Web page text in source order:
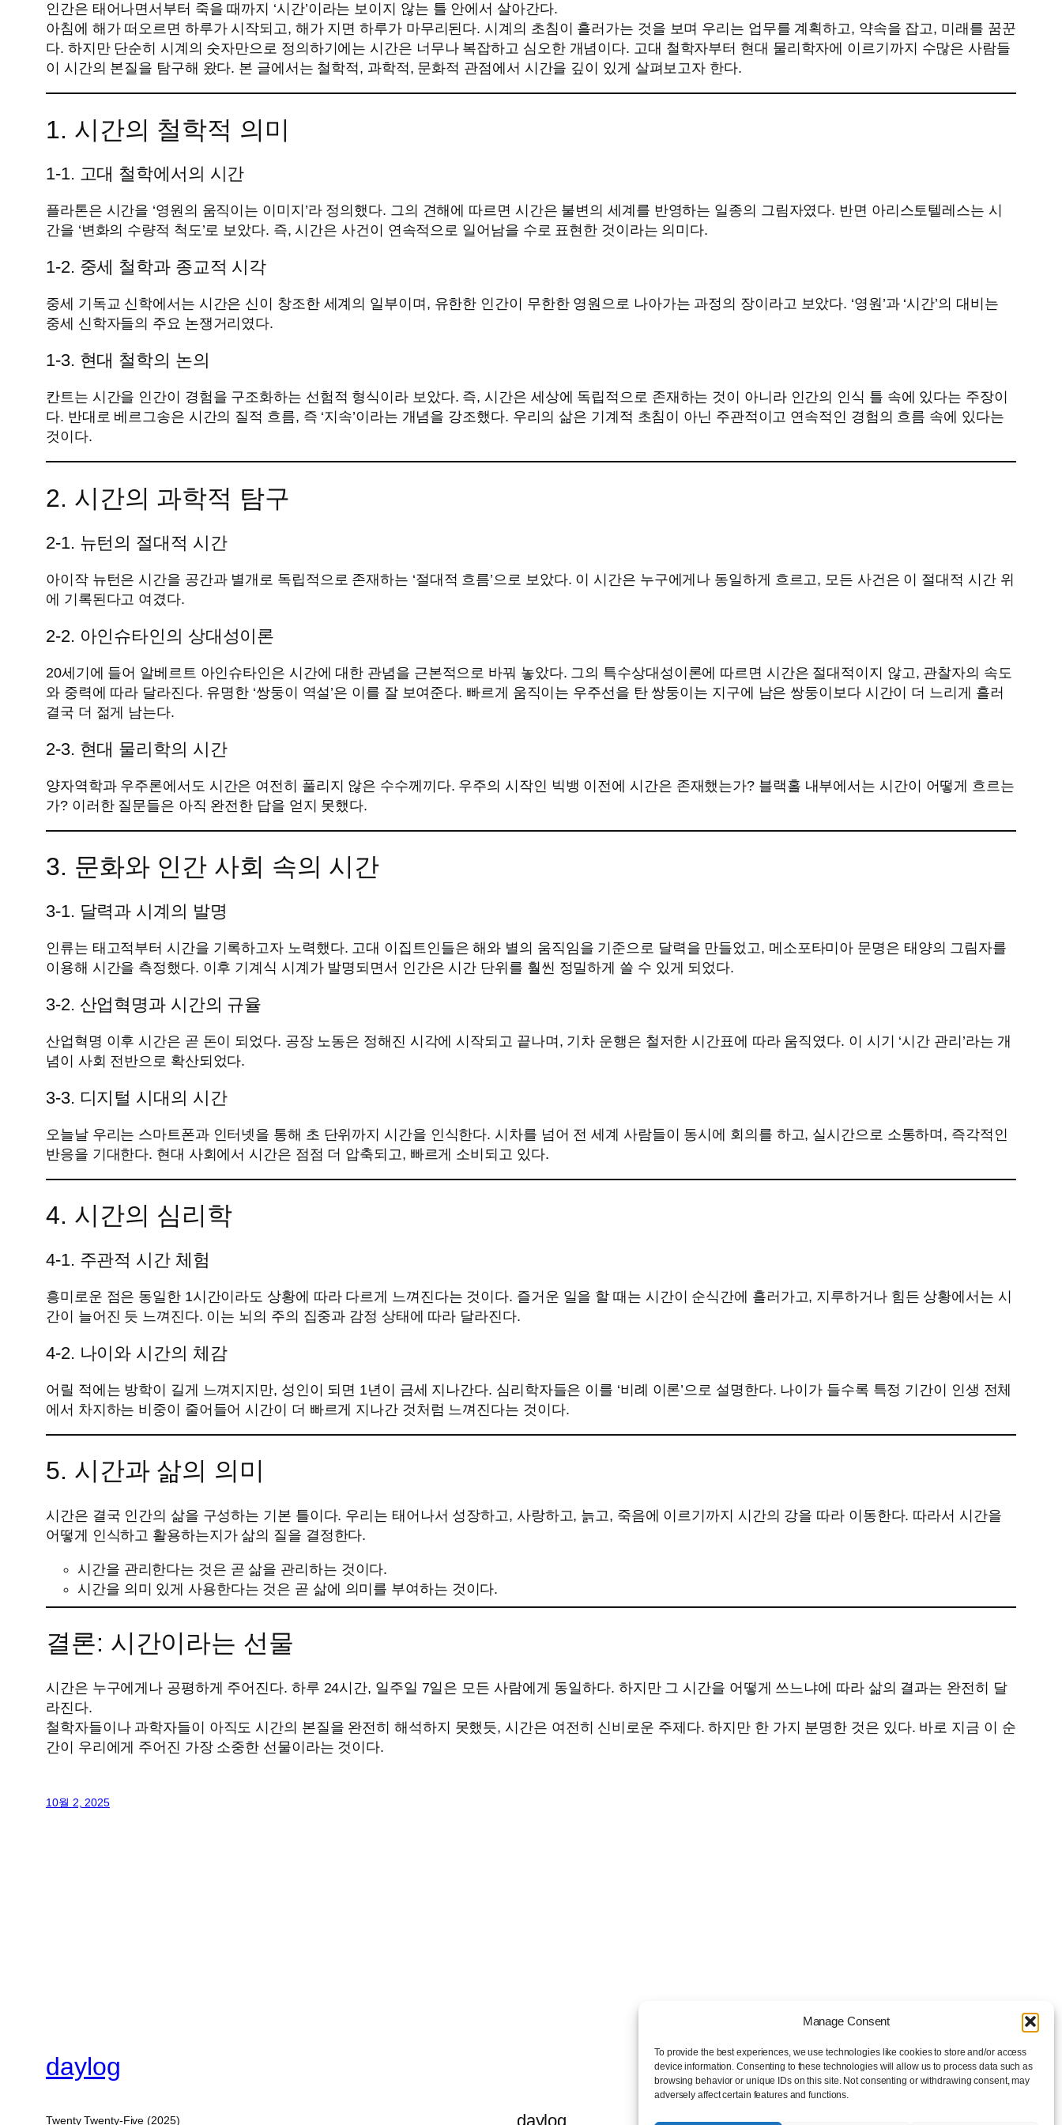
Manage Consent
To provide the best experiences, we use technologies like cookies to store and/or access
device information. Consenting to these technologies will allow us to process data such as
browsing behavior or unique IDs on this site. Not consenting or withdrawing consent, may
adversely affect certain features and functions.
인간은 태어나면서부터 죽을 때까지 ‘시간’이라는 보이지 않는 틀 안에서 살아간다.
아침에 해가 떠오르면 하루가 시작되고, 해가 지면 하루가 마무리된다. 시계의 초침이 흘러가는 것을 보며 우리는 업무를 계획하고, 약속을 잡고, 미래를 꿈꾼
다. 하지만 단순히 시계의 숫자만으로 정의하기에는 시간은 너무나 복잡하고 심오한 개념이다. 고대 철학자부터 현대 물리학자에 이르기까지 수많은 사람들
이 시간의 본질을 탐구해 왔다. 본 글에서는 철학적, 과학적, 문화적 관점에서 시간을 깊이 있게 살펴보고자 한다.
1. 시간의 철학적 의미
1-1. 고대 철학에서의 시간
플라톤은 시간을 ‘영원의 움직이는 이미지’라 정의했다. 그의 견해에 따르면 시간은 불변의 세계를 반영하는 일종의 그림자였다. 반면 아리스토텔레스는 시
간을 ‘변화의 수량적 척도’로 보았다. 즉, 시간은 사건이 연속적으로 일어남을 수로 표현한 것이라는 의미다.
1-2. 중세 철학과 종교적 시각
중세 기독교 신학에서는 시간은 신이 창조한 세계의 일부이며, 유한한 인간이 무한한 영원으로 나아가는 과정의 장이라고 보았다. ‘영원’과 ‘시간’의 대비는
중세 신학자들의 주요 논쟁거리였다.
1-3. 현대 철학의 논의
칸트는 시간을 인간이 경험을 구조화하는 선험적 형식이라 보았다. 즉, 시간은 세상에 독립적으로 존재하는 것이 아니라 인간의 인식 틀 속에 있다는 주장이
다. 반대로 베르그송은 시간의 질적 흐름, 즉 ‘지속’이라는 개념을 강조했다. 우리의 삶은 기계적 초침이 아닌 주관적이고 연속적인 경험의 흐름 속에 있다는
것이다.
2. 시간의 과학적 탐구
2-1. 뉴턴의 절대적 시간
아이작 뉴턴은 시간을 공간과 별개로 독립적으로 존재하는 ‘절대적 흐름’으로 보았다. 이 시간은 누구에게나 동일하게 흐르고, 모든 사건은 이 절대적 시간 위
에 기록된다고 여겼다.
2-2. 아인슈타인의 상대성이론
20세기에 들어 알베르트 아인슈타인은 시간에 대한 관념을 근본적으로 바꿔 놓았다. 그의 특수상대성이론에 따르면 시간은 절대적이지 않고, 관찰자의 속도
와 중력에 따라 달라진다. 유명한 ‘쌍둥이 역설’은 이를 잘 보여준다. 빠르게 움직이는 우주선을 탄 쌍둥이는 지구에 남은 쌍둥이보다 시간이 더 느리게 흘러
결국 더 젊게 남는다.
2-3. 현대 물리학의 시간
양자역학과 우주론에서도 시간은 여전히 풀리지 않은 수수께끼다. 우주의 시작인 빅뱅 이전에 시간은 존재했는가? 블랙홀 내부에서는 시간이 어떻게 흐르는
가? 이러한 질문들은 아직 완전한 답을 얻지 못했다.
3. 문화와 인간 사회 속의 시간
3-1. 달력과 시계의 발명
인류는 태고적부터 시간을 기록하고자 노력했다. 고대 이집트인들은 해와 별의 움직임을 기준으로 달력을 만들었고, 메소포타미아 문명은 태양의 그림자를
이용해 시간을 측정했다. 이후 기계식 시계가 발명되면서 인간은 시간 단위를 훨씬 정밀하게 쓸 수 있게 되었다.
3-2. 산업혁명과 시간의 규율
산업혁명 이후 시간은 곧 돈이 되었다. 공장 노동은 정해진 시각에 시작되고 끝나며, 기차 운행은 철저한 시간표에 따라 움직였다. 이 시기 ‘시간 관리’라는 개
념이 사회 전반으로 확산되었다.
3-3. 디지털 시대의 시간
오늘날 우리는 스마트폰과 인터넷을 통해 초 단위까지 시간을 인식한다. 시차를 넘어 전 세계 사람들이 동시에 회의를 하고, 실시간으로 소통하며, 즉각적인
반응을 기대한다. 현대 사회에서 시간은 점점 더 압축되고, 빠르게 소비되고 있다.
4. 시간의 심리학
4-1. 주관적 시간 체험
흥미로운 점은 동일한 1시간이라도 상황에 따라 다르게 느껴진다는 것이다. 즐거운 일을 할 때는 시간이 순식간에 흘러가고, 지루하거나 힘든 상황에서는 시
간이 늘어진 듯 느껴진다. 이는 뇌의 주의 집중과 감정 상태에 따라 달라진다.
4-2. 나이와 시간의 체감
어릴 적에는 방학이 길게 느껴지지만, 성인이 되면 1년이 금세 지나간다. 심리학자들은 이를 ‘비례 이론’으로 설명한다. 나이가 들수록 특정 기간이 인생 전체
에서 차지하는 비중이 줄어들어 시간이 더 빠르게 지나간 것처럼 느껴진다는 것이다.
5. 시간과 삶의 의미
시간은 결국 인간의 삶을 구성하는 기본 틀이다. 우리는 태어나서 성장하고, 사랑하고, 늙고, 죽음에 이르기까지 시간의 강을 따라 이동한다. 따라서 시간을
어떻게 인식하고 활용하는지가 삶의 질을 결정한다.
시간을 관리한다는 것은 곧 삶을 관리하는 것이다.
시간을 의미 있게 사용한다는 것은 곧 삶에 의미를 부여하는 것이다.
결론: 시간이라는 선물
시간은 누구에게나 공평하게 주어진다. 하루 24시간, 일주일 7일은 모든 사람에게 동일하다. 하지만 그 시간을 어떻게 쓰느냐에 따라 삶의 결과는 완전히 달
라진다.
철학자들이나 과학자들이 아직도 시간의 본질을 완전히 해석하지 못했듯, 시간은 여전히 신비로운 주제다. 하지만 한 가지 분명한 것은 있다. 바로 지금 이 순
간이 우리에게 주어진 가장 소중한 선물이라는 것이다.
10월 2, 2025
daylog
Twenty Twenty-Five (2025) daylog